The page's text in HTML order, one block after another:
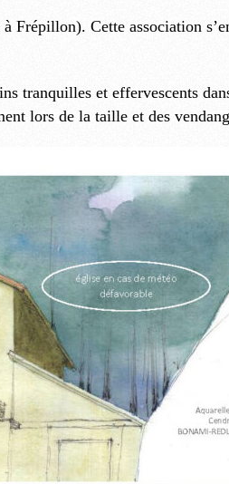
Frépillon). Cette association
tranquilles et effervescents
lors de la taille et des